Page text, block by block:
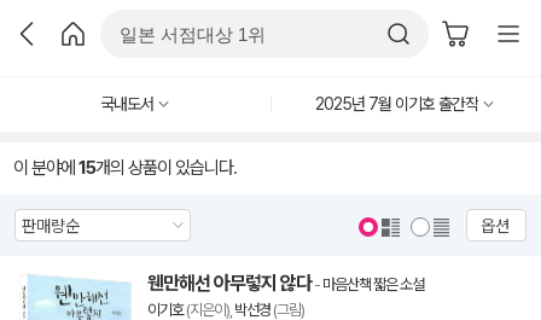
국내도서 2025년 7월 이기호 출간작
이 분야에 15개의 상품이 있습니다.
옵션
웬만해선 아무렇지 않다- 마음산책 짧은 소설
이기호(지은이), 박선경 (그림)